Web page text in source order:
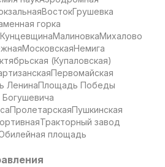
ВостокГрушевка
горка
КунцевщинаМалиновкаМихалово
МосковскаяНемига
(Купаловская)
Первомайская
ЛенинаПлощадь Победы
ПролетарскаяПушкинская
Тракторный завод
площадь